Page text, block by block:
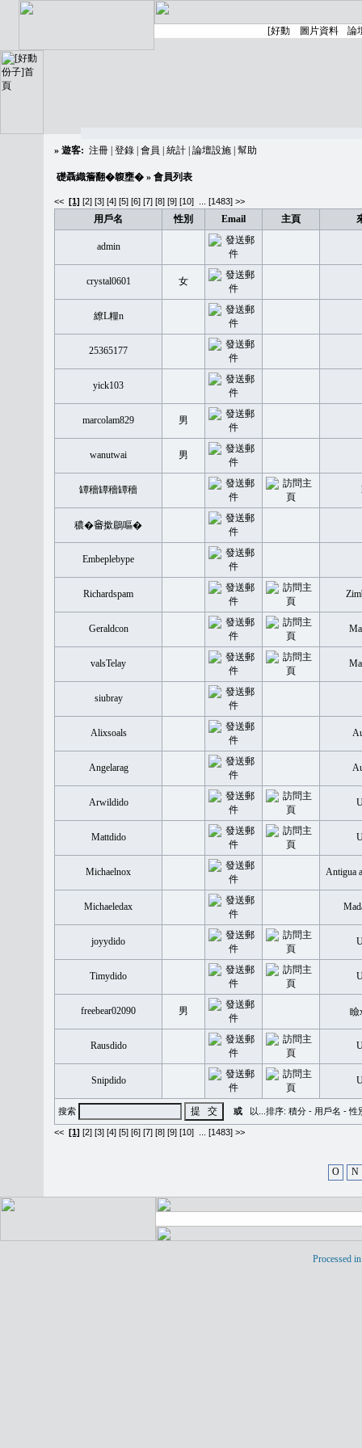
» 遊客: 注冊 登錄 會員 統計 論壇設施 幫助
礎聶織簷翻�䪖壅� » 會員列表
<< [1] [2] [3] [4] [5] [6] [7] [8] [9] [10] [1483] >>
用戶名 性別 Email 主頁
admin
crystal0601 女
繚L糧n
25365177
yick103
marcolam829 男
wanutwai 男
罈穡罈穡罈穡
穠�𤲞撳鶥嘔�
Embeplebype
Richardspam
Geraldcon
valsTelay
siubray
Alixsoals
Angelarag
Arwildido
Mattdido
Michaelnox Antigua
Michaeledax
joyydido
Timydido
freebear02090 男
Rausdido
Snipdido
搜索 或 以...排序: 積分 - 用戶名 -性
<< [1] [2] [3] [4] [5] [6] [7] [8] [9] [10] [1483] >>
O N
Processed